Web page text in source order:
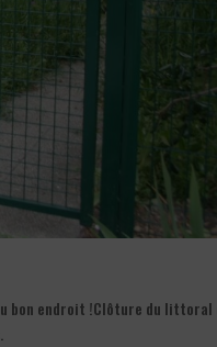
bon endroit !Clôture du littoral